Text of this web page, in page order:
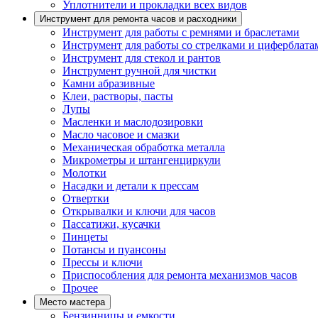
Уплотнители и прокладки всех видов
Инструмент для ремонта часов и расходники
Инструмент для работы с ремнями и браслетами
Инструмент для работы со стрелками и
Инструмент для стекол и рантов
Инструмент ручной для чистки
Камни абразивные
Клеи, растворы, пасты
Лупы
Масленки и маслодозировки
Масло часовое и смазки
Механическая обработка металла
Микрометры и штангенциркули
Молотки
Насадки и детали к прессам
Отвертки
Открывалки и ключи для часов
Пассатижи, кусачки
Пинцеты
Потансы и пуансоны
Прессы и ключи
Приспособления для ремонта механизмов часов
Прочее
Место мастера
Бензинницы и емкости